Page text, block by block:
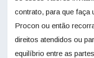
contrato, para que faça
Procon ou então
direitos atendidos ou
equilíbrio entre as